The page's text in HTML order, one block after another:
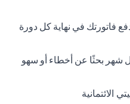
فاتورتك في نهاية كل دورة
شهر بحثًا عن أخطاء أو سهو